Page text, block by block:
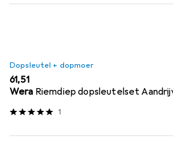
Dopsleutel + dopmoer
EUR
61,51
Wera Riemdiep dopsleutelset
1